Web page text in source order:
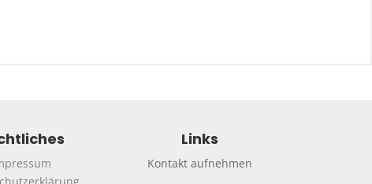
Links
Kontakt aufnehmen